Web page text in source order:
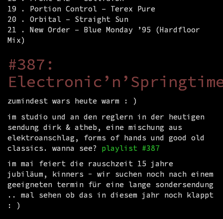
19 . Portion Control – Terex Pure
20 . Orbital – Straight Sun
21 . New Order – Blue Monday ’95 (Hardfloor
Mix)
#387:
zumindest wars heute warm : )
im studio und an den reglern in der heutigen
sendung dirk & atheb, eine mischung aus
elektroanschlag, forms of hands und good old
classics. wanna see? playlist #387
im mai feiert die rauschzeit 15 jahre
jubiläum, kinners - wir suchen noch nach einem
geeigneten termin für eine lange sondersendung
.. mal sehen ob das in diesem jahr noch klappt
: )